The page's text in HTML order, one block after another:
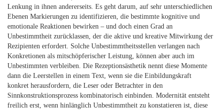
Lenkung in ihnen andererseits. Es geht darum, auf sehr unterschiedlichen
Ebenen Markierungen zu identifizieren, die bestimmte kognitive und
emotionale Reaktionen bewirken – und doch einen Grad an
Unbestimmtheit zurücklassen, der die aktive und kreative Mitwirkung der
Rezipienten erfordert. Solche Unbestimmtheitsstellen verlangen nach
Konkretionen als mitschöpferischer Leistung, können aber auch im
Unbestimmten verbleiben. Die Rezeptionsästhetik nennt diese Momente
dann die Leerstellen in einem Text, wenn sie die Einbildungskraft
konkret herausfordern, die Leser oder Betrachter in den
Sinnkonstruktionsprozess kombinatorisch einbinden. Modernität entsteht
freilich erst, wenn hinlänglich Unbestimmtheit zu konstatieren ist, diese